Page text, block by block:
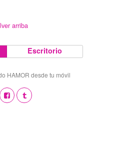
arriba
Escritorio
HAMOR desde tu móvil